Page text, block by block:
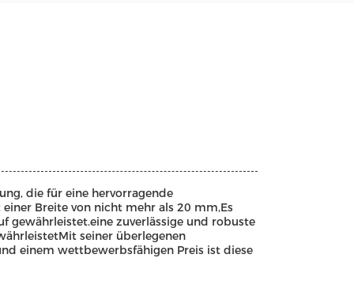
die für eine hervorragende
Breite von nicht mehr als 20 mm,Es
gewährleistet.eine zuverlässige und robuste
seiner überlegenen
einem wettbewerbsfähigen Preis ist diese